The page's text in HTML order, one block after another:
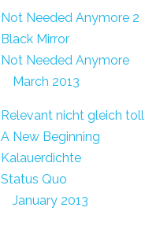
Not Needed Anymore 2
Black Mirror
Not Needed Anymore
March 2013
Relevant nicht gleich toll
A New Beginning
Kalauerdichte
Status Quo
January 2013